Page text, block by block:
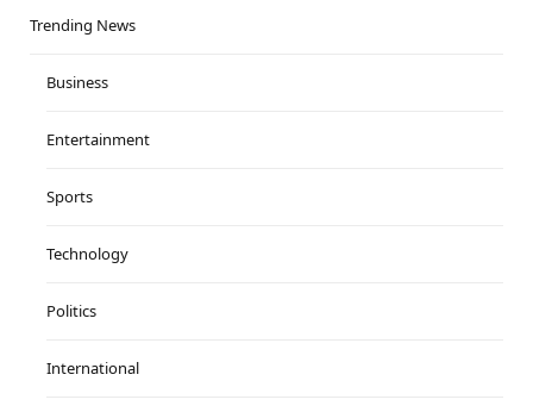
Trending News
Business
Entertainment
Sports
Technology
Politics
International